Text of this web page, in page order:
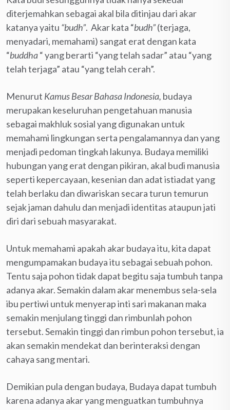
diterjemahkan sebagai akal bila ditinjau dari akar
katanya yaitu “budh”. Akar kata “budh”(terjaga,
menyadari, memahami) sangat erat dengan kata
“buddha“ yang berarti “yang telah sadar” atau “yang
telah terjaga” atau “yang telah cerah”.
Menurut Kamus Besar Bahasa Indonesia, budaya
merupakan keseluruhan pengetahuan manusia
sebagai makhluk sosial yang digunakan untuk
memahami lingkungan serta pengalamannya dan yang
menjadi pedoman tingkah lakunya. Budaya memiliki
hubungan yang erat dengan pikiran, akal budi manusia
seperti kepercayaan, kesenian dan adat istiadat yang
telah berlaku dan diwariskan secara turun temurun
sejak jaman dahulu dan menjadi identitas ataupun jati
diri dari sebuah masyarakat.
Untuk memahami apakah akar budaya itu, kita dapat
mengumpamakan budaya itu sebagai sebuah pohon.
Tentu saja pohon tidak dapat begitu saja tumbuh tanpa
adanya akar. Semakin dalam akar menembus sela-sela
ibu pertiwi untuk menyerap inti sari makanan maka
semakin menjulang tinggi dan rimbunlah pohon
tersebut. Semakin tinggi dan rimbun pohon tersebut, ia
akan semakin mendekat dan berinteraksi dengan
cahaya sang mentari.
Demikian pula dengan budaya, Budaya dapat tumbuh
karena adanya akar yang menguatkan tumbuhnya